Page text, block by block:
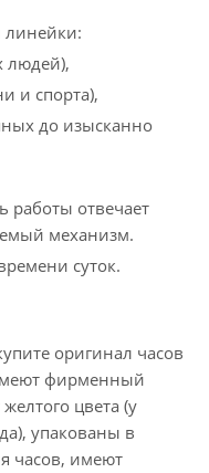
линейки:
людей),
и спорта),
до изысканно
работы отвечает
механизм.
суток.
оригинал часов
фирменный
цвета (у
упакованы в
часов, имеют